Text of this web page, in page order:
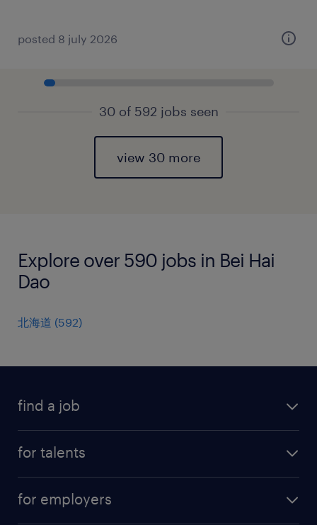
posted 8 july 2026
30 of 592 jobs seen
view 30 more
Explore over 590 jobs in Bei Hai
Dao
北海道 (592)
find a job
for talents
professional career
for employers